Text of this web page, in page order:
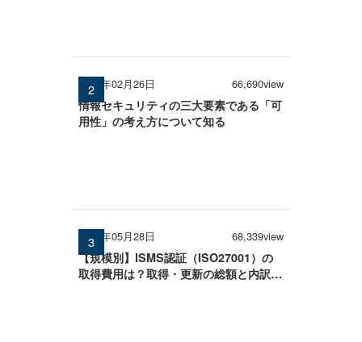
2026年02月26日 66,690view
情報セキュリティの三大要素である「可
用性」の考え方について知る
2026年05月28日 68,339view
【規模別】ISMS認証（ISO27001）の
取得費用は？取得・更新の総額と内訳を